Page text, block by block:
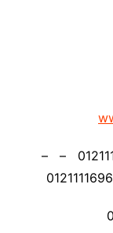
موبايل: 01211116954 – – 01211116956 – –